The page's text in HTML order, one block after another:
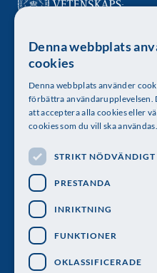
Kungl.
Besöksadress: Lilla
Telefon: 08-673 95 00
Denna webbplats
cookies
Denna webbplats använder
förbättra användarupplevelsen.
att acceptera alla cookies eller
cookies som du vill ska användas.
STRIKT NÖDVÄNDIGT
PRESTANDA
INRIKTNING
FUNKTIONER
OKLASSIFICERADE